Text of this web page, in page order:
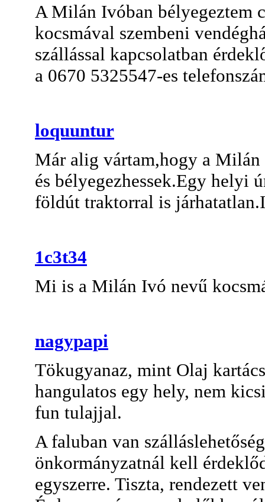
A Milán Ivóban bélyegeztem
kocsmával szembeni
szállással kapcsolatban
a 0670 5325547-es
loquuntur
Már alig vártam,hogy a Milán
és bélyegezhessek.Egy helyi
földút traktorral is
1c3t34
Mi is a Milán Ivó nevű
nagypapi
Tökugyanaz, mint Olaj
hangulatos egy hely, nem
fun tulajjal.
A faluban van
önkormányzatnál kell
egyszerre. Tiszta, rendezett